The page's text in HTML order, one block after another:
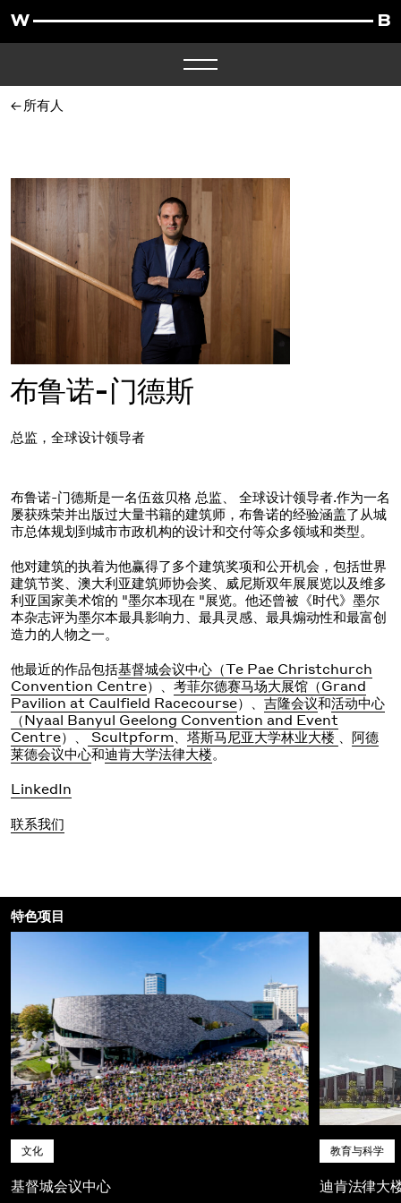
所有人
布鲁诺-门德斯
总监，全球设计领导者
布鲁诺-门德斯是一名伍兹贝格 总监、 全球设计领导者.作为一名
屡获殊荣并出版过大量书籍的建筑师，布鲁诺的经验涵盖了从城
市总体规划到城市市政机构的设计和交付等众多领域和类型。
他对建筑的执着为他赢得了多个建筑奖项和公开机会，包括世界
建筑节奖、澳大利亚建筑师协会奖、威尼斯双年展展览以及维多
利亚国家美术馆的 "墨尔本现在 "展览。 他还曾被《时代》墨尔
本杂志评为墨尔本最具影响力、最具灵感、最具煽动性和最富创
造力的人物之一。
他最近的作品包括基督城会议中心（Te Pae Christchurch
Convention Centre）、 考菲尔德赛马场大展馆（Grand
Pavilion at Caulfield Racecourse）、 吉隆会议和活动中心
（Nyaal Banyul Geelong Convention and Event
Centre）、 Scultpform 塔斯马尼亚大学林业大楼
阿德
莱德会议中心和迪肯大学法律大楼。
LinkedIn
联系我们
特色项目
文化
基督城会议中心
教育与科学
迪肯法律大